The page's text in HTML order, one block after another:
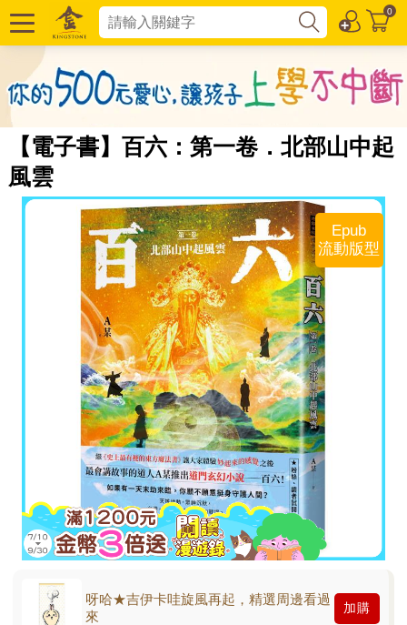
0
【電子書】百六：第一卷．北部山中起
風雲
Epub
流動版型
呀哈★吉伊卡哇旋風再起，精選周邊看過
來
加購